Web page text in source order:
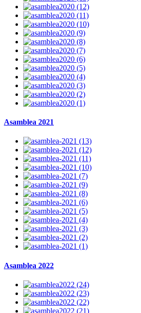
Asamblea 2021
Asamblea 2022